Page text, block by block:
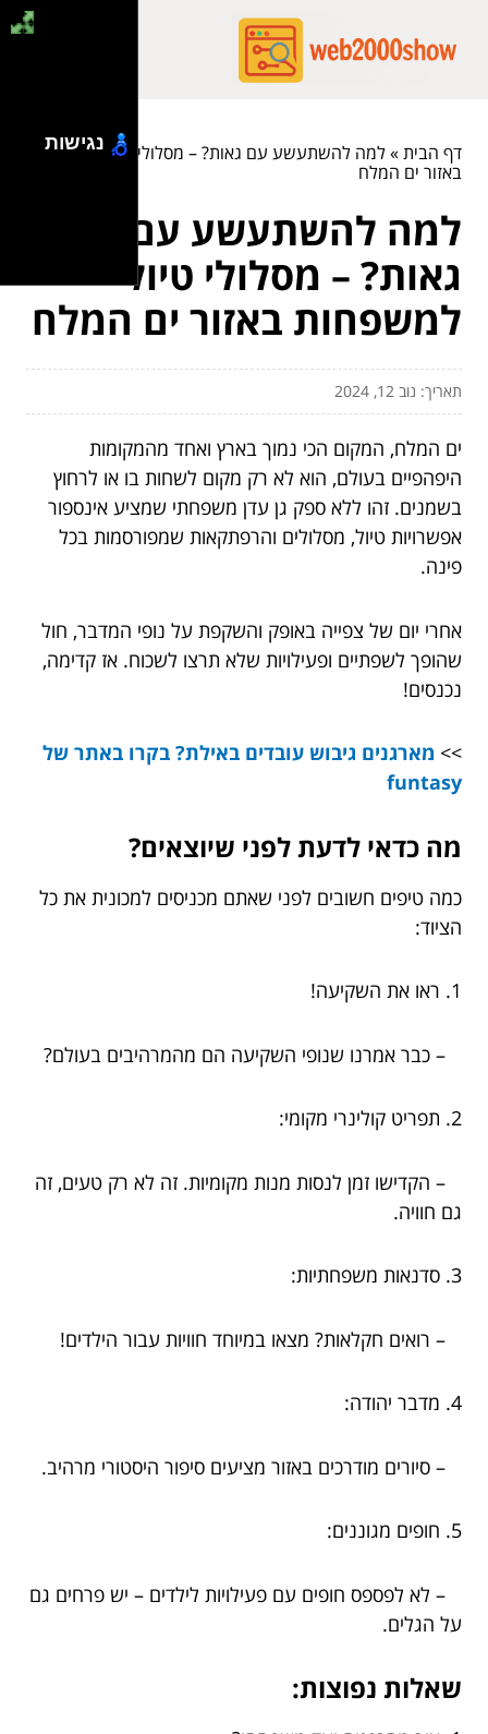
דף הבית»למה להשתעשע עם גאות? – מסלולי טיול למשפחות
באזור ים המלח
למה להשתעשע עם
גאות? – מסלולי טיול
למשפחות באזור ים המלח
תאריך: נוב 12, 2024
ים המלח, המקום הכי נמוך בארץ ואחד מהמקומות
היפהפיים בעולם, הוא לא רק מקום לשחות בו או לרחוץ
בשמנים. זהו ללא ספק גן עדן משפחתי שמציע אינספור
אפשרויות טיול, מסלולים והרפתקאות שמפורסמות בכל
פינה.
אחרי יום של צפייה באופק והשקפת על נופי המדבר, חול
שהופך לשפתיים ופעילויות שלא תרצו לשכוח. אז קדימה,
נכנסים!
>> מארגנים גיבוש עובדים באילת? בקרו באתר של
funtasy
מה כדאי לדעת לפני שיוצאים?
כמה טיפים חשובים לפני שאתם מכניסים למכונית את כל
הציוד:
1. ראו את השקיעה!
– כבר אמרנו שנופי השקיעה הם מהמרהיבים בעולם?
2. תפריט קולינרי מקומי:
– הקדישו זמן לנסות מנות מקומיות. זה לא רק טעים, זה
גם חוויה.
3. סדנאות משפחתיות:
– רואים חקלאות? מצאו במיוחד חוויות עבור הילדים!
4. מדבר יהודה:
– סיורים מודרכים באזור מציעים סיפור היסטורי מרהיב.
5. חופים מגוננים:
– לא לפספס חופים עם פעילויות לילדים – יש פרחים גם
על הגלים.
שאלות נפוצות:
נגישות